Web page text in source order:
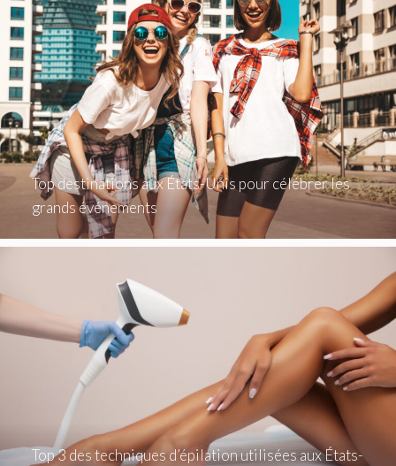
Top destinations aux États-Unis pour célébrer les
grands événements
Top 3 des techniques d’épilation utilisées aux États-